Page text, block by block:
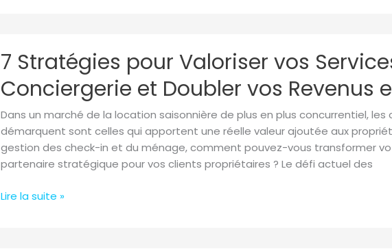
7 Stratégies pour Valoriser vos
Conciergerie et Doubler vos Revenus
Dans un marché de la location saisonnière de plus en plus concurrentiel, les
démarquent sont celles qui apportent une réelle valeur ajoutée aux
gestion des check-in et du ménage, comment pouvez-vous transformer
partenaire stratégique pour vos clients propriétaires ? Le défi actuel des
Stratégies
pour
Valoriser
Services
de
Conciergerie
et
Doubler
Lire la suite »